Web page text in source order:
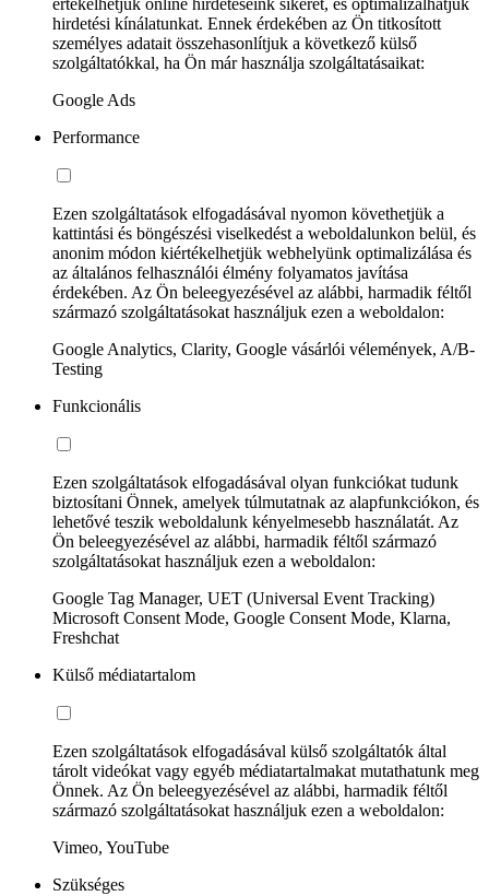
értékelhetjük online hirdetéseink sikerét, és optimalizálhatjuk
hirdetési kínálatunkat. Ennek érdekében az Ön titkosított
személyes adatait összehasonlítjuk a következő külső
szolgáltatókkal, ha Ön már használja szolgáltatásaikat:
Google Ads
Performance
Ezen szolgáltatások elfogadásával nyomon követhetjük a
kattintási és böngészési viselkedést a weboldalunkon belül, és
anonim módon kiértékelhetjük webhelyünk optimalizálása és
az általános felhasználói élmény folyamatos javítása
érdekében. Az Ön beleegyezésével az alábbi, harmadik féltől
származó szolgáltatásokat használjuk ezen a weboldalon:
Google Analytics, Clarity, Google vásárlói vélemények, A/B-
Testing
Funkcionális
Ezen szolgáltatások elfogadásával olyan funkciókat tudunk
biztosítani Önnek, amelyek túlmutatnak az alapfunkciókon, és
lehetővé teszik weboldalunk kényelmesebb használatát. Az
Ön beleegyezésével az alábbi, harmadik féltől származó
szolgáltatásokat használjuk ezen a weboldalon:
Google Tag Manager, UET (Universal Event Tracking)
Microsoft Consent Mode, Google Consent Mode, Klarna,
Freshchat
Külső médiatartalom
Ezen szolgáltatások elfogadásával külső szolgáltatók által
tárolt videókat vagy egyéb médiatartalmakat mutathatunk meg
Önnek. Az Ön beleegyezésével az alábbi, harmadik féltől
származó szolgáltatásokat használjuk ezen a weboldalon:
Vimeo, YouTube
Szükséges